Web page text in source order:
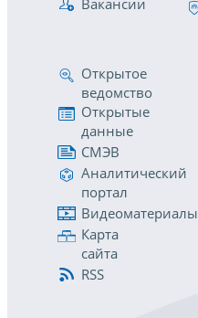
Вакансии
Открытое
ведомство
Открытые
данные
СМЭВ
Аналитический
портал
Видеоматериалы
Карта
сайта
RSS